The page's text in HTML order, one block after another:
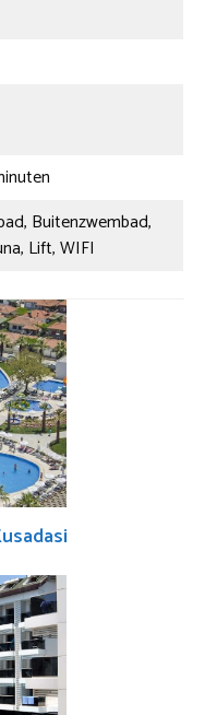
Buitenzwembad,
Lift, WIFI